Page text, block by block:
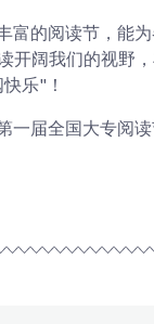
富的阅读节，能
开阔我们的视野，
乐"！
一届全国大专阅读